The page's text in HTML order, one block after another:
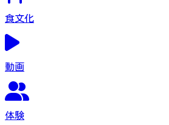
食文化
動画
体験